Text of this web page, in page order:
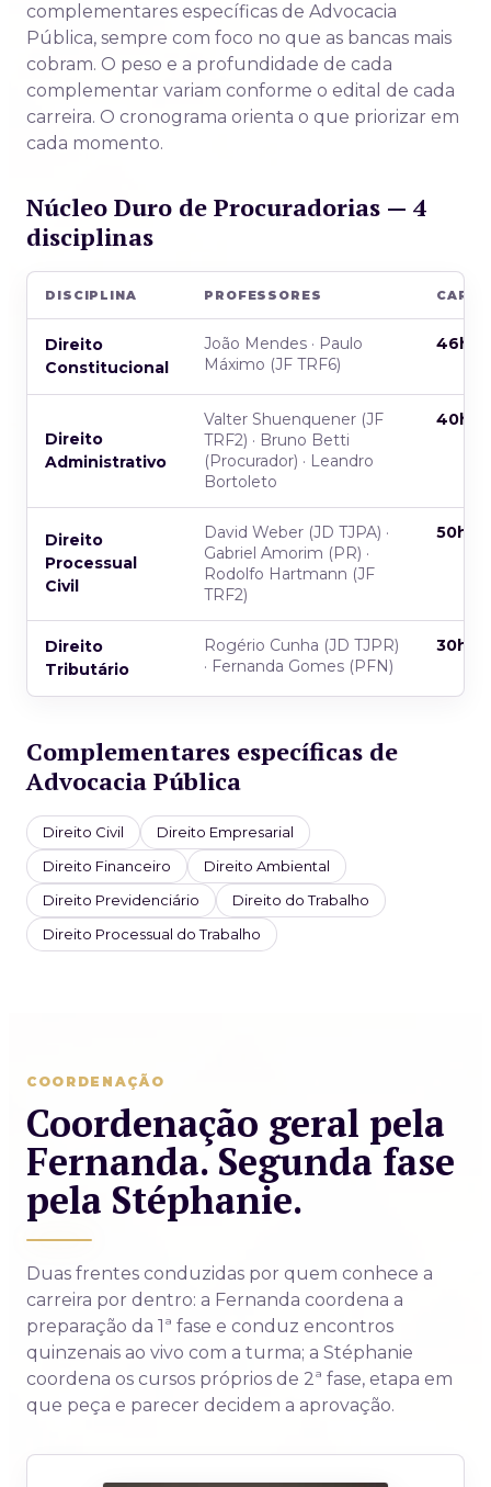
complementares específicas de Advocacia
Pública, sempre com foco no que as bancas mais
cobram. O peso e a profundidade de cada
complementar variam conforme o edital de cada
carreira. O cronograma orienta o que priorizar em
cada momento.
Núcleo Duro de Procuradorias — 4
disciplinas
DISCIPLINA PROFESSORES CARGA
Direito
Constitucional
João Mendes · Paulo
Máximo (JF TRF6)
46h
Direito
Administrativo
Valter Shuenquener (JF
TRF2) · Bruno Betti
(Procurador) · Leandro
Bortoleto
40h
Direito
Processual
Civil
David Weber (JD TJPA) ·
Gabriel Amorim (PR) ·
Rodolfo Hartmann (JF
TRF2)
50h
Direito
Tributário
Rogério Cunha (JD TJPR)
· Fernanda Gomes (PFN)
30h
Complementares específicas de
Advocacia Pública
Direito Civil
Direito Empresarial
Direito Financeiro
Direito Ambiental
Direito Previdenciário
Direito do Trabalho
Direito Processual do Trabalho
COORDENAÇÃO
Coordenação geral pela
Fernanda. Segunda fase
pela Stéphanie.
Duas frentes conduzidas por quem conhece a
carreira por dentro: a Fernanda coordena a
preparação da 1ª fase e conduz encontros
quinzenais ao vivo com a turma; a Stéphanie
coordena os cursos próprios de 2ª fase, etapa em
que peça e parecer decidem a aprovação.